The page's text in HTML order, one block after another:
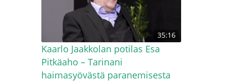
35:16
Kaarlo Jaakkolan potilas Esa
Pitkäaho – Tarinani
haimasyövästä paranemisesta